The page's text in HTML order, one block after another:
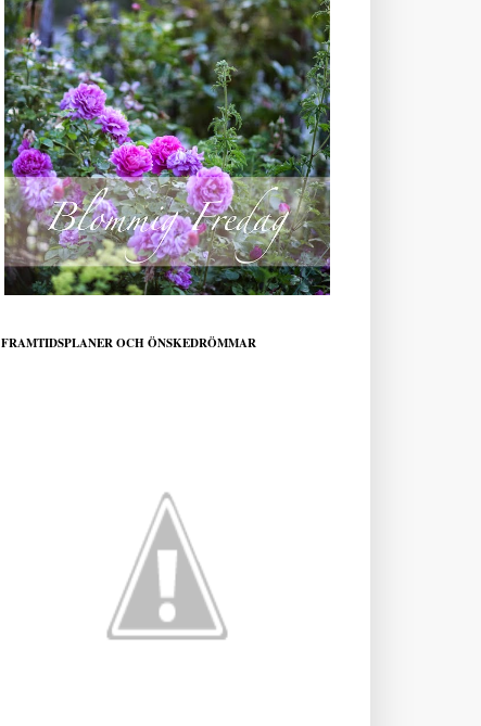
FRAMTIDSPLANER OCH ÖNSKEDRÖMMAR